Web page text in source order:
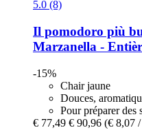
5.0 (8)
Il pomodoro più
Marzanella -​
-15%
Chair jaune
Douces,
Pour préparer des
€ 77,49 € 90,96 (€ 8,07